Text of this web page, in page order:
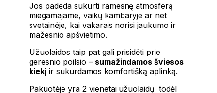
Jos padeda sukurti ramesnę atmosferą
miegamajame, vaikų kambaryje ar net
svetainėje, kai vakarais norisi jaukumo ir
mažesnio apšvietimo.
Užuolaidos taip pat gali prisidėti prie
geresnio poilsio – sumažindamos šviesos
kiekįir sukurdamos komfortišką aplinką.
Pakuotėje yra 2 vienetai užuolaidų, todėl